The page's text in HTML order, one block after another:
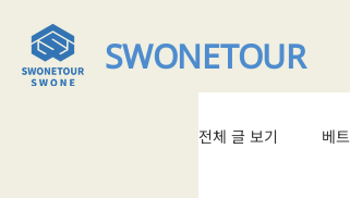
SWONETOUR
전체 글 보기 베